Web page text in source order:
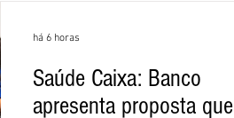
Saúde Caixa: Banco
apresenta proposta que
há 6 horas